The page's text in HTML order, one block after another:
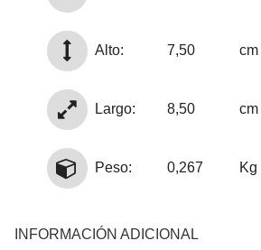
Alto: 7,50 cm
Largo: 8,50 cm
Peso: 0,267 Kg
INFORMACIÓN ADICIONAL